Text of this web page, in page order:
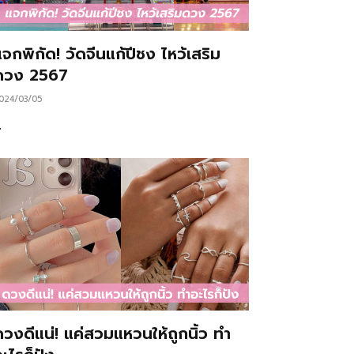
กพิกัด! วัดจีนแก้ปีชง ไหว้เสริม
ง 2567
03/05
งดีแน่! แค่สวมแหวนให้ถูกนิ้ว ทำ